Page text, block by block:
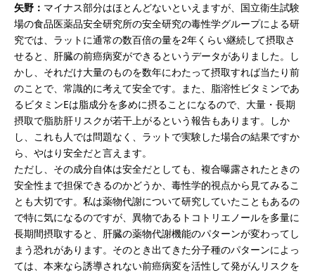
矢野： マイナス部分はほとんどないといえますが、国立衛生試験
場の食品医薬品安全研究所の安全研究の毒性学グループによる研
究では、ラットに通常の数百倍の量を2年くらい継続して摂取さ
せると、肝臓の前癌病変ができるというデータがありました。し
かし、それだけ大量のものを数年にわたって摂取すれば当たり前
のことで、常識的に考えて安全です。また、脂溶性ビタミンであ
るビタミンEは脂成分を多めに摂ることになるので、大量・長期
摂取で脂肪肝リスクが若干上がるという報告もあります。しか
し、これも人では問題なく、ラットで実験した場合の結果ですか
ら、やはり安全だと言えます。
ただし、その成分自体は安全だとしても、複合曝露されたときの
安全性まで担保できるのかどうか、毒性学的視点から見てみるこ
とも大切です。私は薬物代謝について研究していたこともあるの
で特に気になるのですが、異物であるトコトリエノールを多量に
長期間摂取すると、肝臓の薬物代謝機能のパターンが変わってし
まう恐れがあります。そのとき出てきた分子種のパターンによっ
ては、本来なら誘導されない前癌病変を活性して発がんリスクを